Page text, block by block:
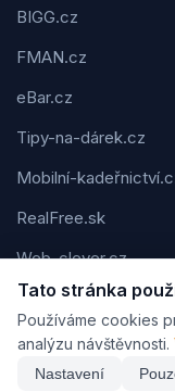
BIGG.cz
FMAN.cz
eBar.cz
Tipy-na-dárek.cz
Mobilní-
RealFree.sk
Web-clever.cz
Kvízov.cz
Karavaning.net
CVčko.eu
Tato stránka
Používáme cookies
analýzu návštěvnosti.
Nastavení